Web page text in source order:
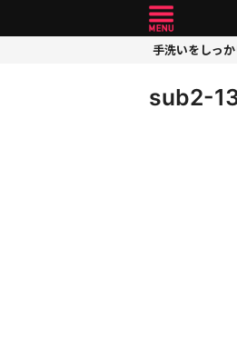
手洗いをしっ
sub2-